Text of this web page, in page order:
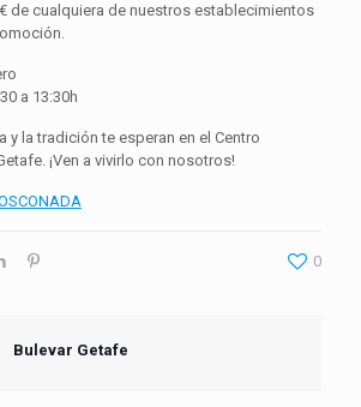
de cualquiera de nuestros establecimientos
a 13:30h
y la tradición te esperan en el Centro
¡Ven a vivirlo con nosotros!
0
Bulevar Getafe